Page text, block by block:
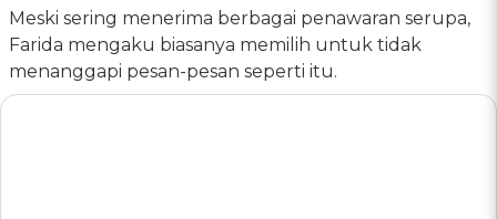
Meski sering menerima berbagai penawaran serupa,
Farida mengaku biasanya memilih untuk tidak
menanggapi pesan-pesan seperti itu.